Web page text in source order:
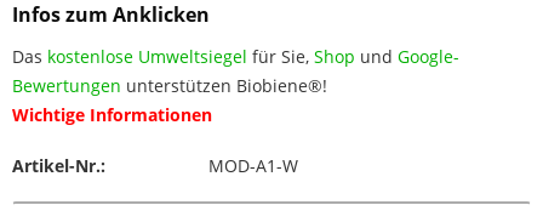
Infos zum Anklicken
Das kostenlose Umweltsiegel für Sie, Shop und Google-
Bewertungen unterstützen Biobiene®!
Wichtige Informationen
Artikel-Nr.: MOD-A1-W